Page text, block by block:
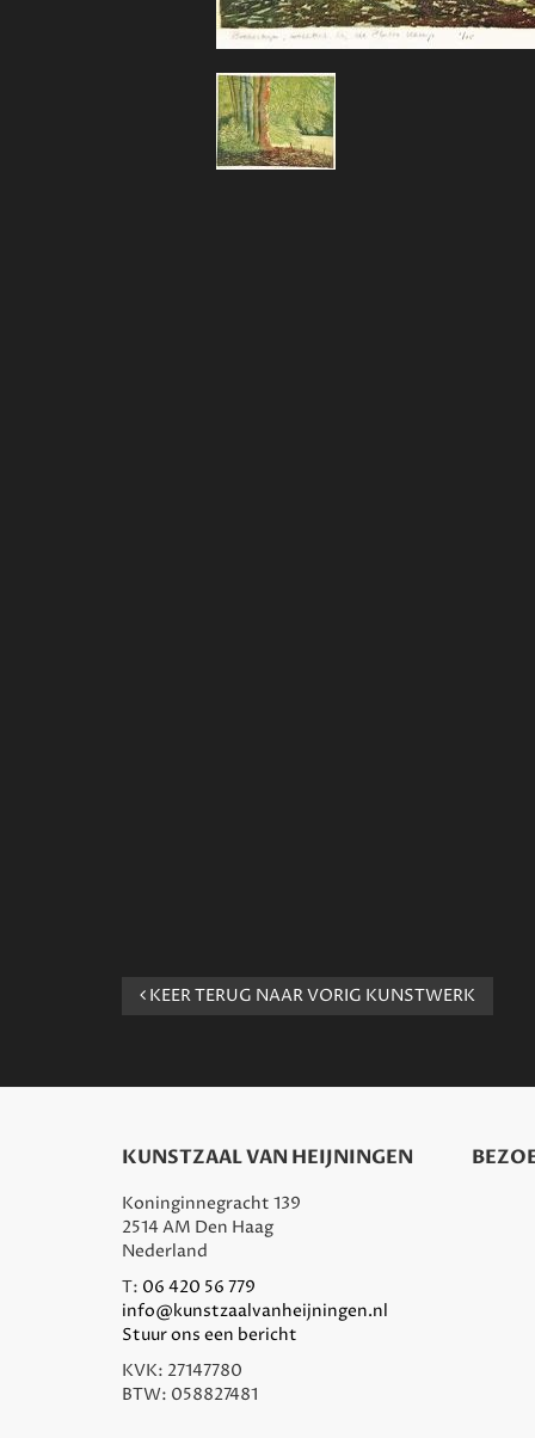
KEER TERUG NAAR VORIG KUNSTWERK
KUNSTZAAL VAN HEIJNINGEN
Koninginnegracht 139
2514 AM Den Haag
Nederland
T: 06 420 56 779
info@kunstzaalvanheijningen.nl
Stuur ons een bericht
KVK: 27147780
BTW: 058827481